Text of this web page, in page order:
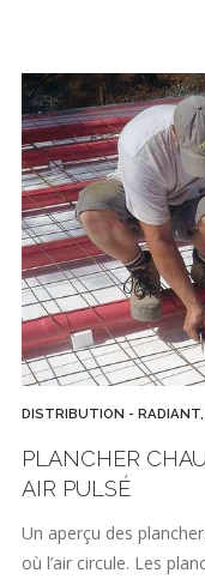
DISTRIBUTION -
PLANCHER
AIR PULSÉ
Un aperçu des
où l’air circule. Les